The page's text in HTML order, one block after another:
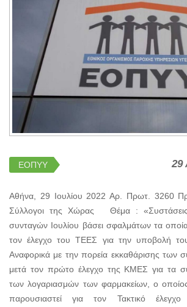
ΕΟΠΥΥ 29
Αθήνα, 29 Ιουλίου 2022 Αρ. Πρωτ. 3260
Σύλλογοι της Χώρας Θέμα : «Συστάσεις
συνταγών Ιουλίου βάσει σφαλμάτων τα
τον έλεγχο του ΤΕΕΣ για την
Αναφορικά με την πορεία εκκαθάρισης των
μετά τον πρώτο έλεγχο της ΚΜΕΣ για τα
των λογαριασμών των φαρμακείων, ο
παρουσιαστεί για τον Τακτικό έλεγχο